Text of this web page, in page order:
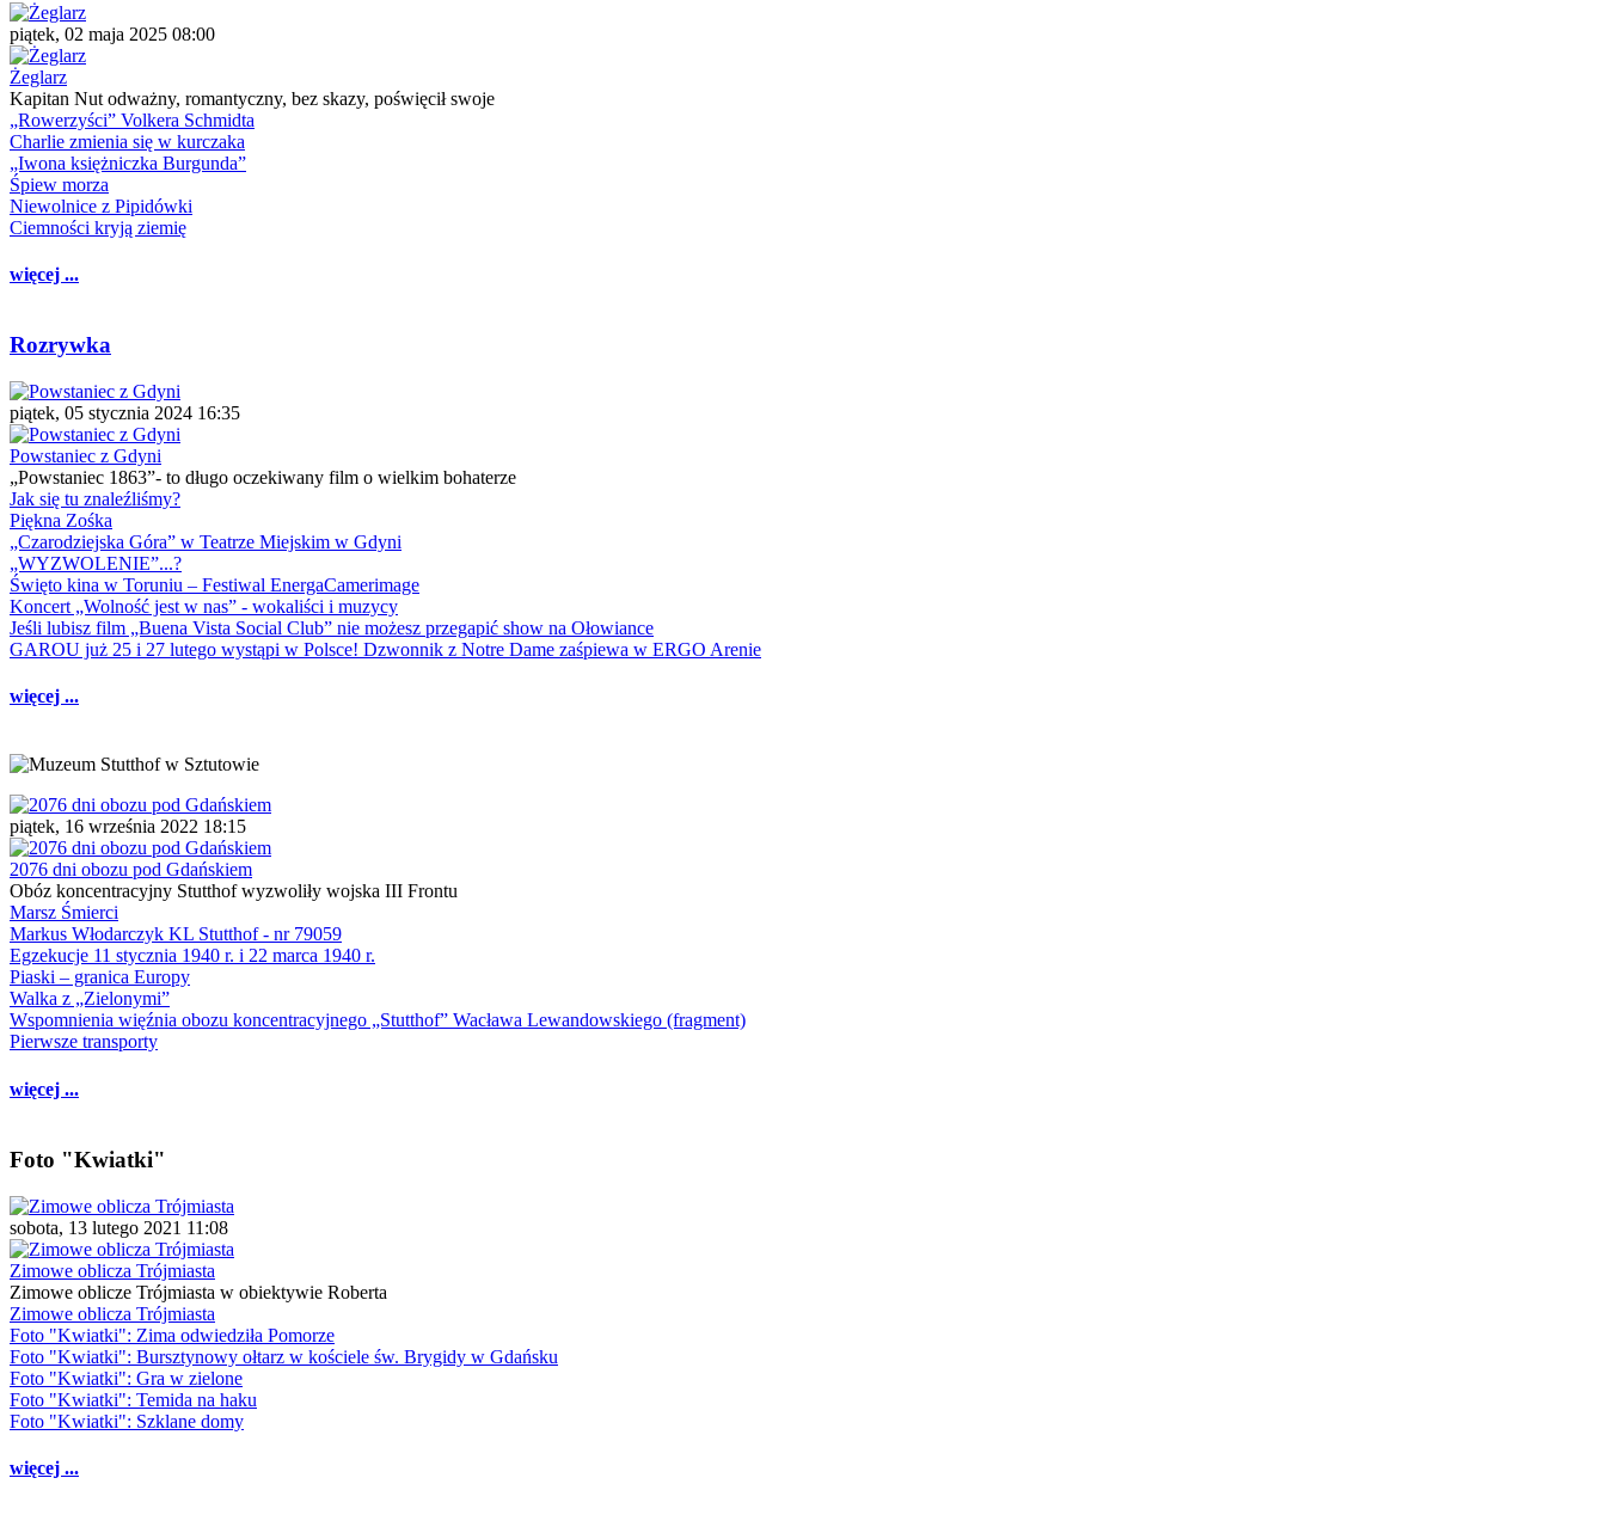
piątek, 02 maja 2025 08:00
Żeglarz
Kapitan Nut odważny, romantyczny, bez skazy, poświęcił swoje
„Rowerzyści” Volkera Schmidta
Charlie zmienia się w kurczaka
„Iwona księżniczka Burgunda”
Śpiew morza
Niewolnice z Pipidówki
Ciemności kryją ziemię
więcej ...
Rozrywka
piątek, 05 stycznia 2024 16:35
Powstaniec z Gdyni
„Powstaniec 1863”- to długo oczekiwany film o wielkim bohaterze
Jak się tu znaleźliśmy?
Piękna Zośka
„Czarodziejska Góra” w Teatrze Miejskim w Gdyni
„WYZWOLENIE”...?
Święto kina w Toruniu – Festiwal EnergaCamerimage
Koncert „Wolność jest w nas” - wokaliści i muzycy
Jeśli lubisz film „Buena Vista Social Club” nie możesz przegapić show na Ołowiance
GAROU już 25 i 27 lutego wystąpi w Polsce! Dzwonnik z Notre Dame zaśpiewa w ERGO Arenie
więcej ...
piątek, 16 września 2022 18:15
2076 dni obozu pod Gdańskiem
Obóz koncentracyjny Stutthof wyzwoliły wojska III Frontu
Marsz Śmierci
Markus Włodarczyk KL Stutthof - nr 79059
Egzekucje 11 stycznia 1940 r. i 22 marca 1940 r.
Piaski – granica Europy
Walka z „Zielonymi”
Wspomnienia więźnia obozu koncentracyjnego „Stutthof” Wacława Lewandowskiego (fragment)
Pierwsze transporty
więcej ...
Foto "Kwiatki"
sobota, 13 lutego 2021 11:08
Zimowe oblicza Trójmiasta
Zimowe oblicze Trójmiasta w obiektywie Roberta
Zimowe oblicza Trójmiasta
Foto "Kwiatki": Zima odwiedziła Pomorze
Foto "Kwiatki": Bursztynowy ołtarz w kościele św. Brygidy w Gdańsku
Foto "Kwiatki": Gra w zielone
Foto "Kwiatki": Temida na haku
Foto "Kwiatki": Szklane domy
więcej ...